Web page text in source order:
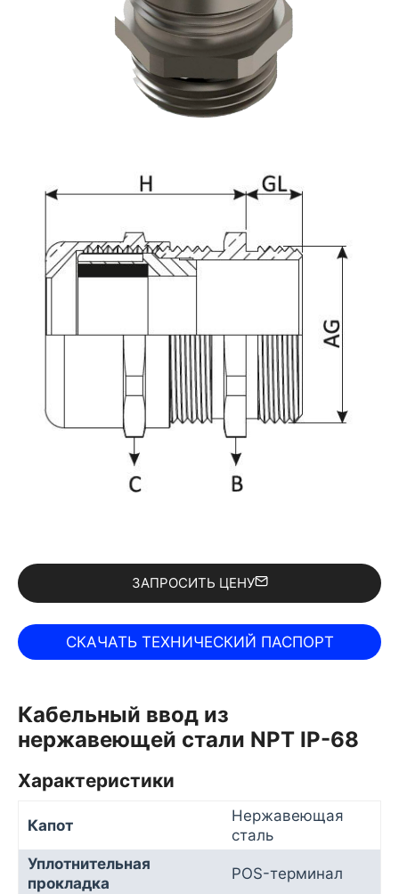
ЗАПРОСИТЬ ЦЕНУ
Кабельный ввод из
нержавеющей стали NPT IP-68
Характеристики
Капот
Нержавеющая
сталь
Уплотнительная
прокладка
POS-терминал